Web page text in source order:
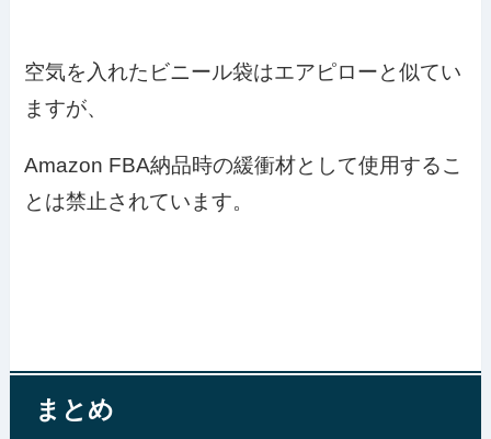
空気を入れたビニール袋はエアピローと似てい
ますが、
Amazon FBA納品時の緩衝材として使用するこ
とは禁止されています。
まとめ